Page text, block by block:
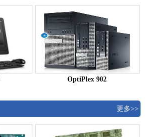
OptiPlex 902
更多>>